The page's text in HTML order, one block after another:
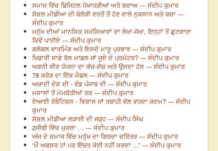
ਸਮਾਜ ਵਿੱਚ ਡਿਜਿਟਲ ਧੋਖਾਧੜੀਆਂ ਅਤੇ ਬਚਾਅ --- ਸੰਦੀਪ ਕੁਮਾਰ
ਸੋਸ਼ਲ ਮੀਡੀਆ ਦੀ ਬੇਲੋੜੀ ਵਰਤੋਂ ਤੋਂ ਹੋਣ ਵਾਲੇ ਨੁਕਸਾਨ ਅਤੇ ਬਚਾ ---
ਸੰਦੀਪ ਕੁਮਾਰ
ਮਨੁੱਖ ਦੀਆਂ ਮਾਨਸਿਕ ਸਮੱਸਿਆਵਾਂ ਦਾ ਲੇਖਾ-ਜੋਖਾ, ਇਨ੍ਹਾਂ ਤੋਂ ਛੁਟਕਾਰਾ
ਕਿਵੇਂ ਪਾਈਏ --- ਸੰਦੀਪ ਕੁਮਾਰ
ਗਲੋਬਲ ਵਾਰਮਿੰਗ ਅਤੇ ਇਸਦੇ ਮਾਰੂ ਪ੍ਰਭਾਵ --- ਸੰਦੀਪ ਕੁਮਾਰ
ਖਿਡਾਰੀ ਸਾਡੇ ਰੋਲ ਮਾਡਲ ਜਾਂ ਜੂਏ ਦੇ ਪ੍ਰਮੋਟਰ? --- ਸੰਦੀਪ ਕੁਮਾਰ
ਅਗਨੀ ਵੀਰ ਯੋਜਨਾ ਦਾ ਕੱਚ-ਸੱਚ ਅਤੇ ਉਸਦਾ ਹੱਲ --- ਸੰਦੀਪ ਕੁਮਾਰ
78 ਕਰੋੜ ਦਾ ਇੱਕ ਮੈਡਲ --- ਸੰਦੀਪ ਕੁਮਾਰ
ਅਜ਼ਾਦੀ ਦੇਸ਼ ਦੀ - ਵੰਡ ਪੰਜਾਬ ਦੀ --- ਸੰਦੀਪ ਕੁਮਾਰ
ਮਸ਼ਾਲਾਂ ਤੋਂ ਮੋਮਬੱਤੀਆਂ ਤਕ --- ਸੰਦੀਪ ਕੁਮਾਰ
ਏਆਈ ਰੋਬੌਟਿਕਸ - ਵਿਕਾਸ ਜਾਂ ਤਬਾਹੀ ਵੱਲ ਵਧਦਾ ਕਦਮ? --- ਸੰਦੀਪ
ਕੁਮਾਰ
ਸੋਸ਼ਲ ਮੀਡੀਆ ਲੜਾਈ ਦੀ ਜੜ੍ਹ --- ਸੰਦੀਪ ਸਿੰਘ
2ਜੀਬੀ ਵਿੱਚ ਮੁਜਰਾ … --- ਸੰਦੀਪ ਕੁਮਾਰ
ਅੱਜ ਦੇ ਸਮਾਜ ਵਿੱਚ ਮਨੁੱਖ ਦਾ ਗਿਰਦਾ ਚਰਿੱਤਰ --- ਸੰਦੀਪ ਕੁਮਾਰ
“ਮੈਂ ਅਫਸਰ ਹਾਂ ਪਰ ਇੱਜ਼ਤ ਕੋਈ ਨਹੀਂ ਕਰਦਾ ...” --- ਸੰਦੀਪ ਕੁਮਾਰ